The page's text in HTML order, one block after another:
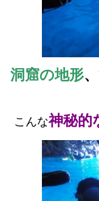
洞窟の地形、
こんな神秘的